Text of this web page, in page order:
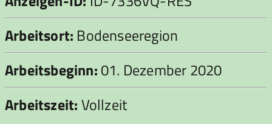
Arbeitsort: Bodenseeregion
Arbeitsbeginn:01. Dezember 2020
Arbeitszeit:Vollzeit